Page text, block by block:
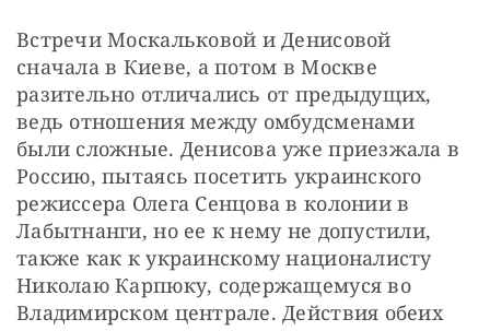
Встречи Москальковой и Денисовой
сначала в Киеве, а потом в Москве
разительно отличались от предыдущих,
ведь отношения между омбудсменами
были сложные. Денисова уже приезжала в
Россию, пытаясь посетить украинского
режиссера Олега Сенцова в колонии в
Лабытнанги, но ее к нему не допустили,
также как к украинскому националисту
Николаю Карпюку, содержащемуся во
Владимирском централе. Действия обеих